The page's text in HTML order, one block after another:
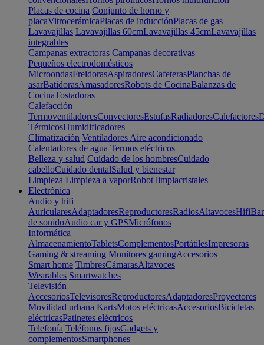
Placas de cocina Conjunto de horno y
placaVitrocerámicaPlacas de inducciónPlacas de gas
Lavavajillas Lavavajillas 60cmLavavajillas 45cmLavavajillas
integrables
Campanas extractoras Campanas decorativas
Pequeños electrodomésticos
MicroondasFreidorasAspiradoresCafeterasPlanchas de
asarBatidorasAmasadoresRobots de CocinaBalanzas de
CocinaTostadoras
Calefacción
TermoventiladoresConvectoresEstufasRadiadoresCalefactores
TérmicosHumidificadores
Climatización Ventiladores Aire acondicionado
Calentadores de agua Termos eléctricos
Belleza y salud Cuidado de los hombresCuidado
cabelloCuidado dentalSalud y bienestar
Limpieza Limpieza a vaporRobot limpiacristales
Electrónica
Audio y hifi
AuricularesAdaptadoresReproductoresRadiosAltavocesHifi
de sonidoAudio car y GPSMicrófonos
Informática
AlmacenamientoTabletsComplementosPortátilesImpresoras
Gaming & streaming Monitores gamingAccesorios
Smart home TimbresCámarasAltavoces
Wearables Smartwatches
Televisión
AccesoriosTelevisoresReproductoresAdaptadoresProyectores
Movilidad urbana KartsMotos eléctricasAccesoriosBicicletas
eléctricasPatinetes eléctricos
Telefonía Teléfonos fijosGadgets y
complementosSmartphones